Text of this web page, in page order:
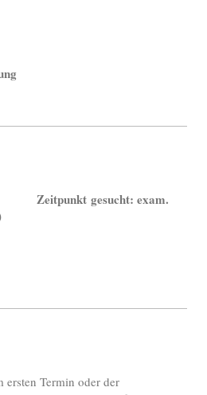
Zeitpunkt gesucht: exam.
ersten Termin oder der